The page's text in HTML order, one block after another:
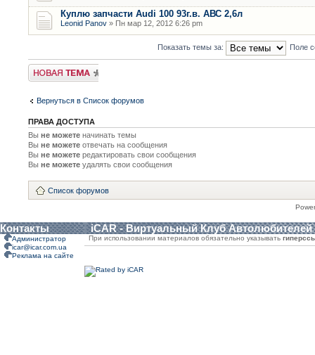
Куплю запчасти Audi 100 93г.в. АВС 2,6л
Leonid Panov » Пн мар 12, 2012 6:26 pm
Показать темы за: Поле
Новая тема
Вернуться в Список форумов
ПРАВА ДОСТУПА
Вы не можете начинать темы
Вы не можете отвечать на сообщения
Вы не можете редактировать свои сообщения
Вы не можете удалять свои сообщения
Список форумов
Контакты iCAR - Виртуальный Клуб Автолюбителей
Администратор
icar@icar.com.ua
Реклама на сайте
При использовании материалов обязательно указывать